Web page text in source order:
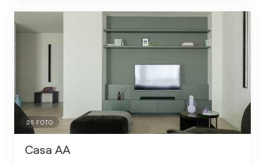
25 FOTO
Casa AA